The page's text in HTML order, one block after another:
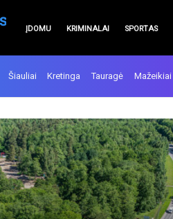
ĮDOMU KRIMINALAI SPORTAS
Šiauliai Kretinga Tauragė Mažeikiai